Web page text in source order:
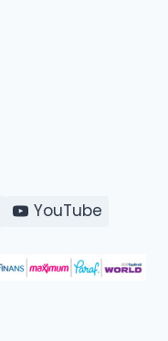
YouTube